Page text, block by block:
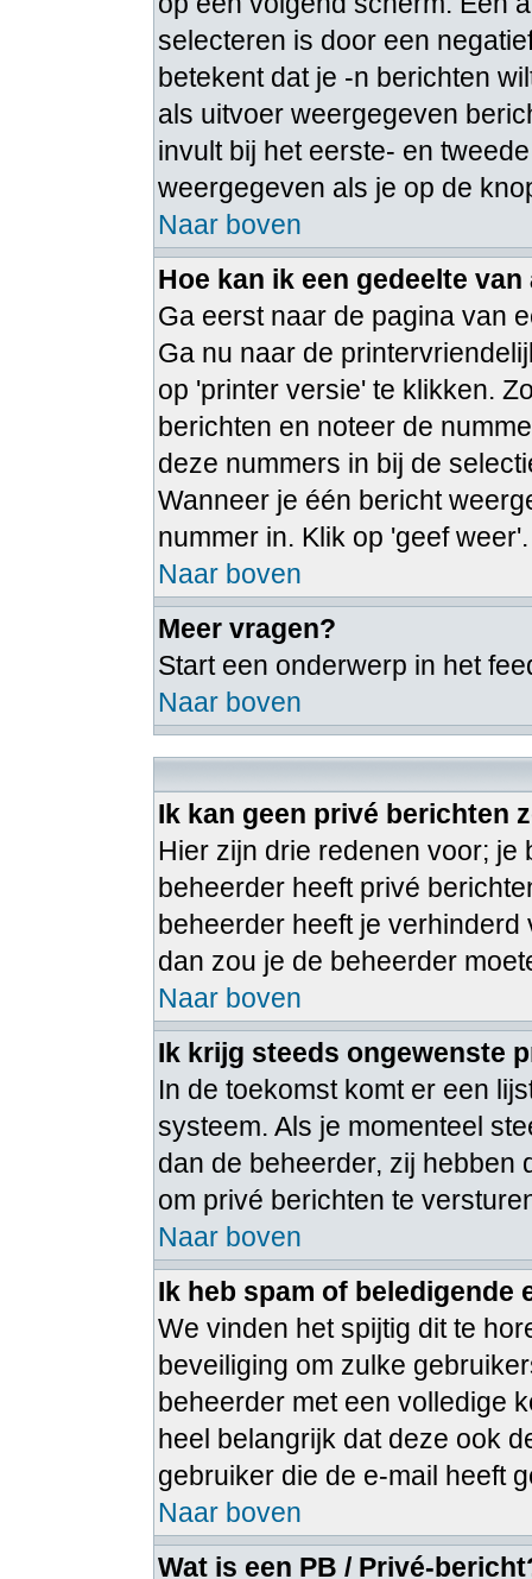
selecteren is door een
betekent dat je -n berichten
als uitvoer weergegeven
invult bij het eerste- en
weergegeven als je op de
Naar boven
Hoe kan ik een gedeelte
Ga eerst naar de pagina van
Ga nu naar de
op 'printer versie' te klikken.
berichten en noteer de
deze nummers in bij de
Wanneer je één bericht
nummer in. Klik op 'geef weer'.
Naar boven
Meer vragen?
Start een onderwerp in het
Naar boven
Ik kan geen privé berichten
Hier zijn drie redenen voor; je
beheerder heeft privé
beheerder heeft je
dan zou je de beheerder
Naar boven
Ik krijg steeds ongewenste
In de toekomst komt er een
systeem. Als je momenteel
dan de beheerder, zij hebben
om privé berichten te
Naar boven
Ik heb spam of beledigende
We vinden het spijtig dit te
beveiliging om zulke
beheerder met een volledige
heel belangrijk dat deze ook
gebruiker die de e-mail heeft
Naar boven
Wat is een PB / Privé-